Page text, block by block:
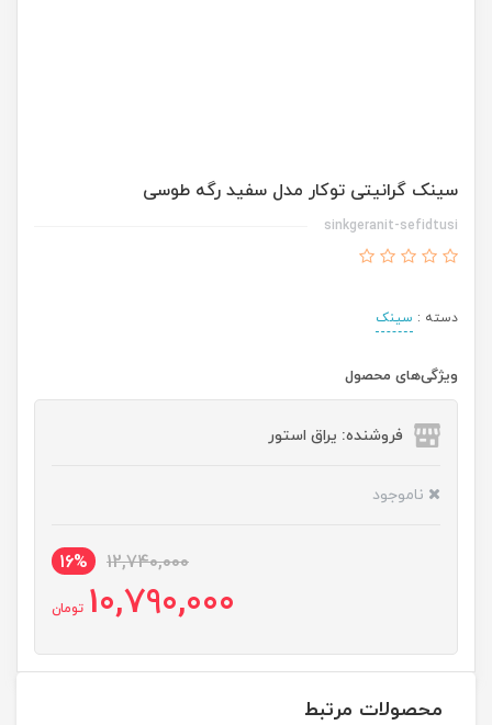
سینک گرانیتی توکار مدل سفید رگه طوسی
sinkgeranit-sefidtusi
دسته : سینک
ویژگی‌های محصول
فروشنده: یراق استور
ناموجود
12,740,000
16%
10,790,000 تومان
محصولات مرتبط